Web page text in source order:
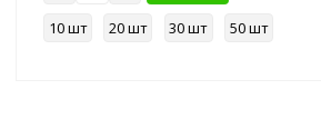
10 шт
20 шт 30 шт 50 шт